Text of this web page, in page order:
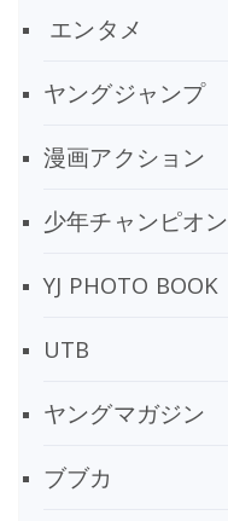
エンタメ
ヤングジャンプ
漫画アクション
少年チャンピオン
YJ PHOTO BOOK
UTB
ヤングマガジン
ブブカ